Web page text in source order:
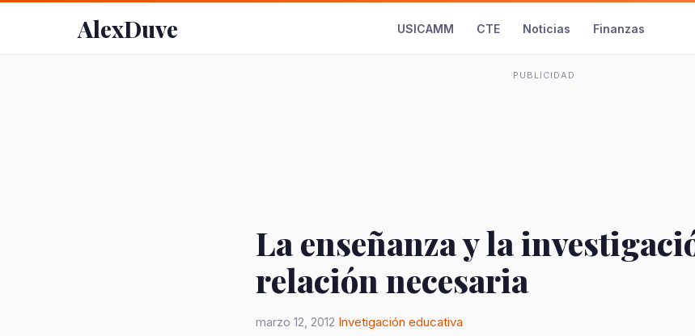
AlexDuve USICAMM CTE Noticias Finanzas
PUBLICIDAD
La enseñanza y la
relación necesaria
marzo 12, 2012 Invetigación educativa